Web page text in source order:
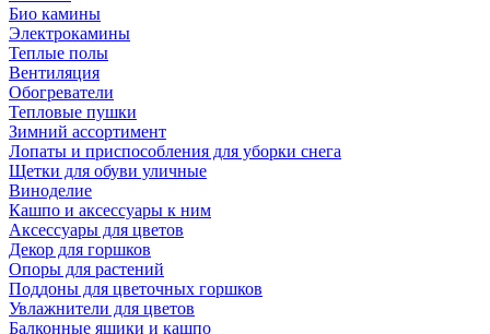
Био камины
Электрокамины
Теплые полы
Вентиляция
Обогреватели
Тепловые пушки
Зимний ассортимент
Лопаты и приспособления для уборки снега
Щетки для обуви уличные
Виноделие
Кашпо и аксессуары к ним
Аксессуары для цветов
Декор для горшков
Опоры для растений
Поддоны для цветочных горшков
Увлажнители для цветов
Балконные ящики и кашпо